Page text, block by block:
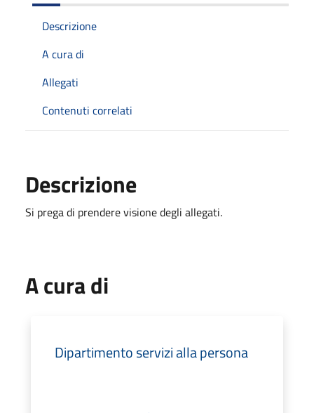
Descrizione
A cura di
Allegati
Contenuti correlati
Descrizione
Si prega di prendere visione degli allegati.
A cura di
Dipartimento servizi alla persona